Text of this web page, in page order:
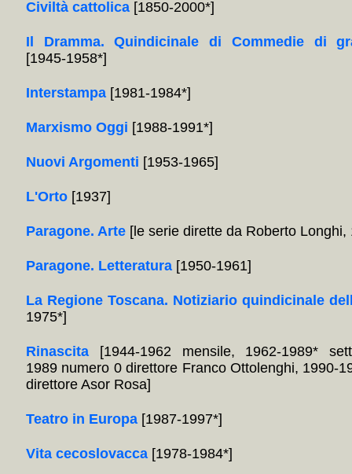
Civiltà cattolica [1850-2000*]
Il Dramma. Quindicinale di Commedie di
[1945-1958*]
Interstampa [1981-1984*]
Marxismo Oggi [1988-1991*]
Nuovi Argomenti [1953-1965]
L'Orto [1937]
Paragone. Arte [le serie dirette da Roberto Longhi,
Paragone. Letteratura [1950-1961]
La Regione Toscana. Notiziario quindicinale
1975*]
Rinascita [1944-1962 mensile, 1962-1989*
1989 numero 0 direttore Franco Ottolenghi, 1990-
direttore Asor Rosa]
Teatro in Europa [1987-1997*]
Vita cecoslovacca [1978-1984*]